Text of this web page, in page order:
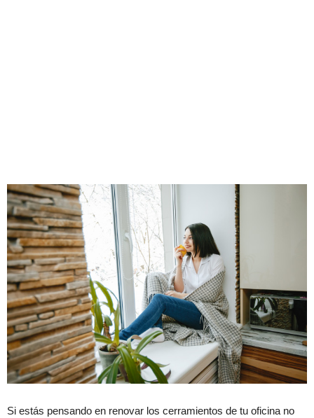
Si estás pensando en renovar los cerramientos de tu oficina no